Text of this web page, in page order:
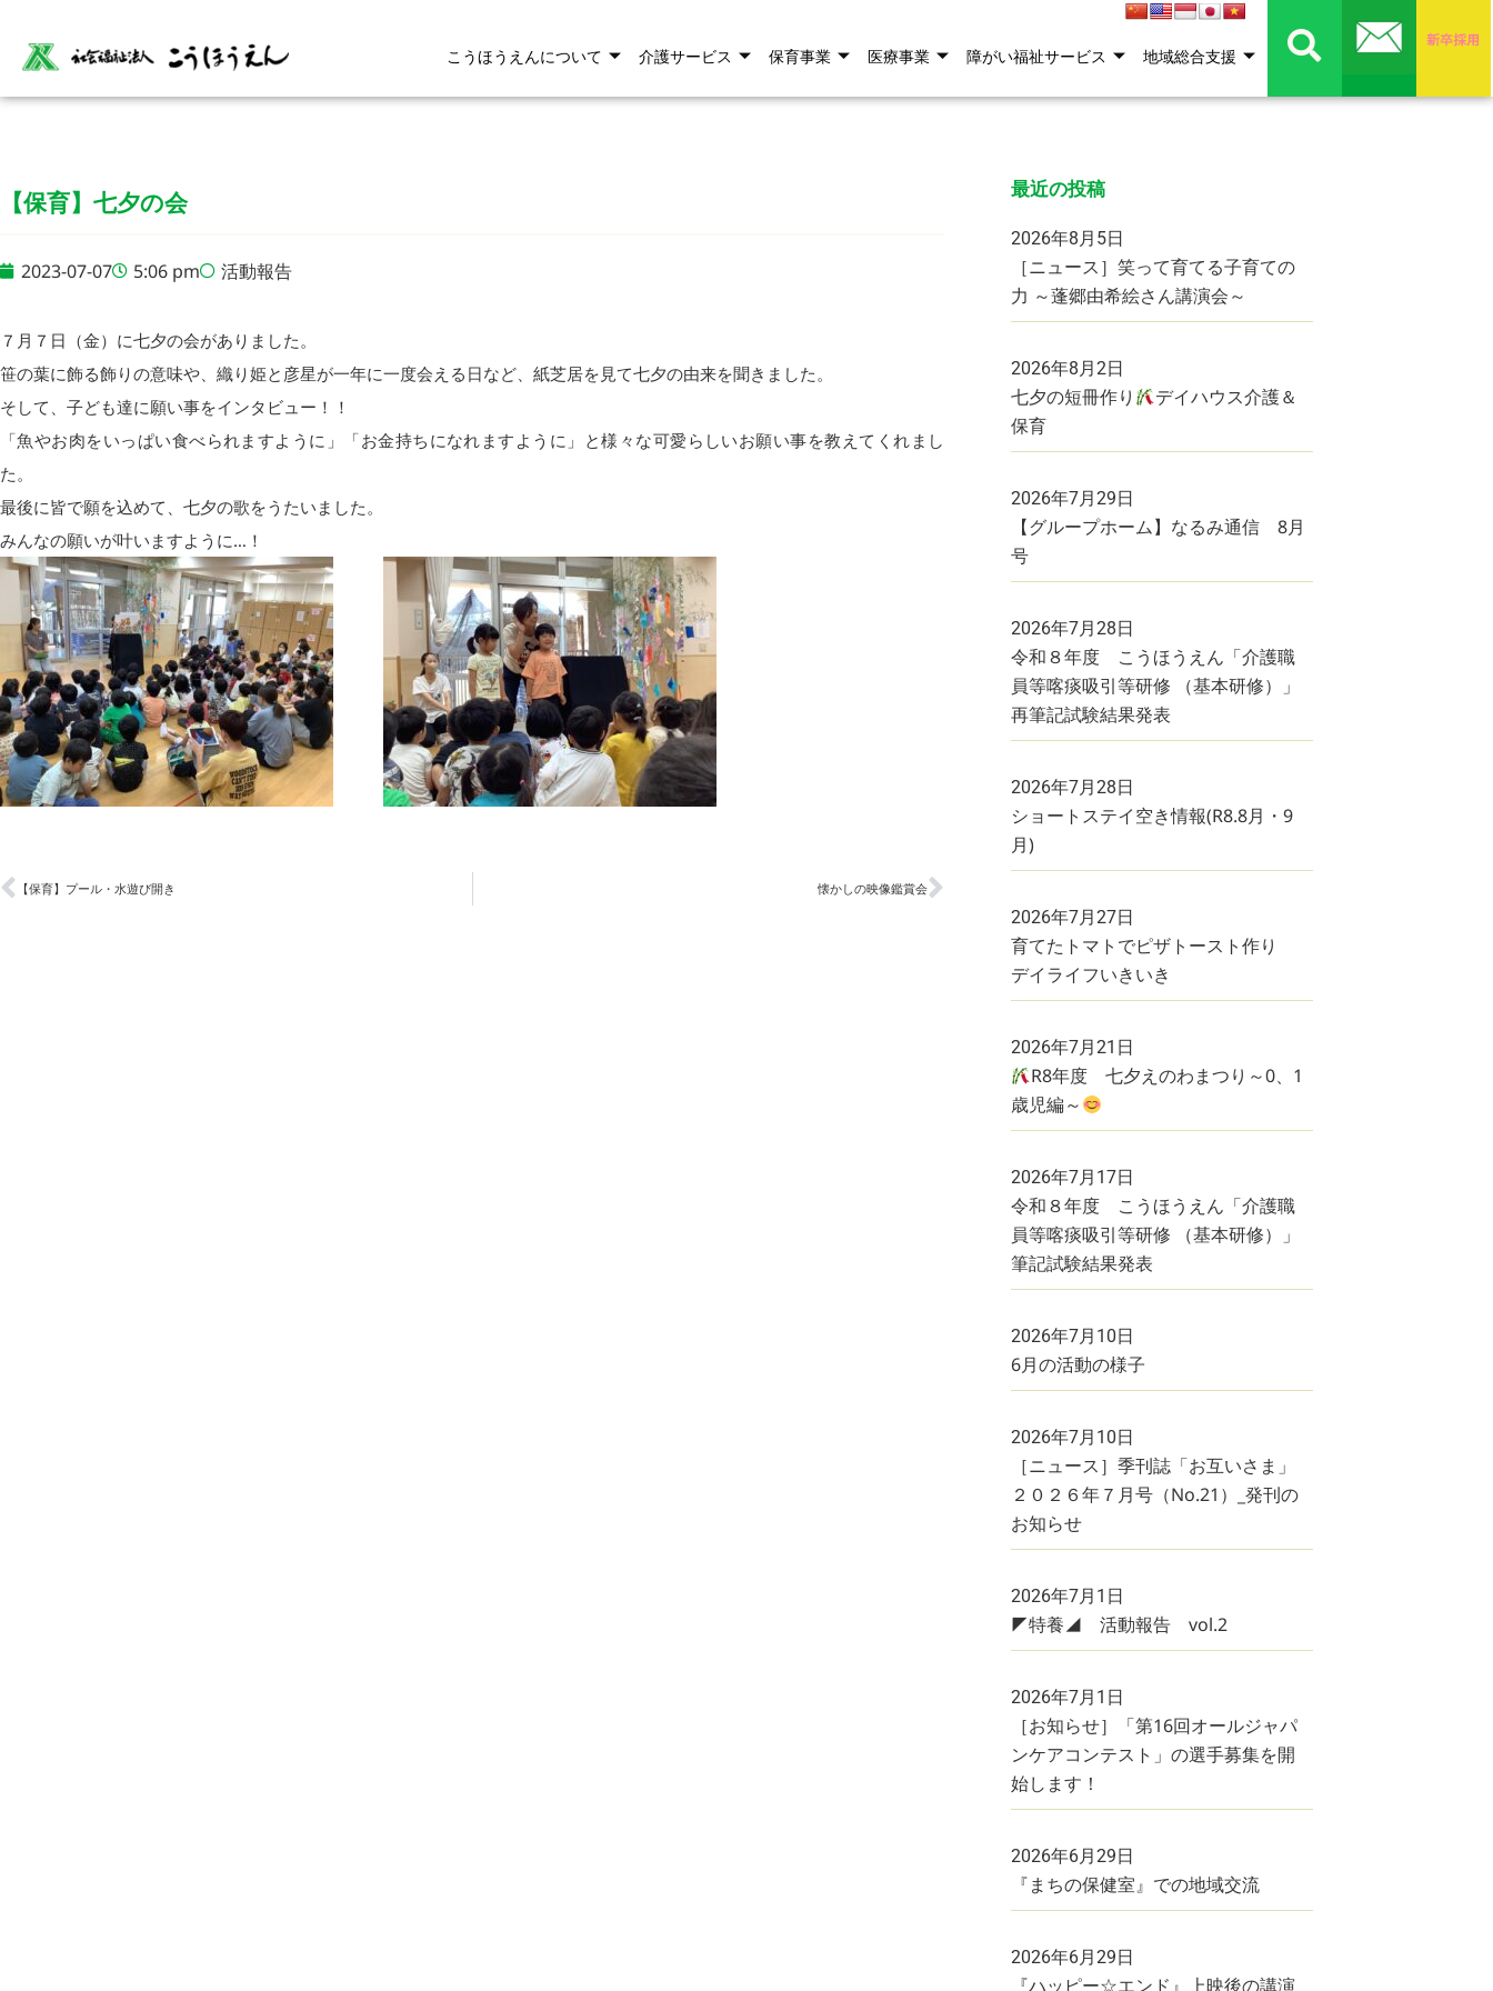
こうほうえんについて 介護サービス 保育事業 医療事業 障がい福祉サービス 地域総合支援
【保育】七夕の会
2023-07-07 5:06 pm 活動報告
７月７日（金）に七夕の会がありました。
笹の葉に飾る飾りの意味や、織り姫と彦星が一年に一度会える日など、紙芝居を見て七夕の由来を聞きました。
そして、子ども達に願い事をインタビュー！！
「魚やお肉をいっぱい食べられますように」「お金持ちになれますように」と様々な可愛らしいお願い事を教えてくれまし
た。
最後に皆で願を込めて、七夕の歌をうたいました。
みんなの願いが叶いますように…！
【保育】プール・水遊び開き 懐かしの映像鑑賞会
最近の投稿
2026年8月5日
［ニュース］笑って育てる子育ての
力 ～蓬郷由希絵さん講演会～
2026年8月2日
七夕の短冊作り
デイハウス介護＆
保育
2026年7月29日
【グループホーム】なるみ通信 8月
号
2026年7月28日
令和８年度 こうほうえん「介護職
員等喀痰吸引等研修 （基本研修）」
再筆記試験結果発表
2026年7月28日
ショートステイ空き情報(R8.8月・9
月)
2026年7月27日
育てたトマトでピザトースト作り
デイライフいきいき
2026年7月21日
R8年度 七夕えのわまつり～0、1
歳児編～
2026年7月17日
令和８年度 こうほうえん「介護職
員等喀痰吸引等研修 （基本研修）」
筆記試験結果発表
2026年7月10日
6月の活動の様子
2026年7月10日
［ニュース］季刊誌「お互いさま」
２０２６年７月号（No.21）_発刊の
お知らせ
2026年7月1日
◤特養◢ 活動報告 vol.2
2026年7月1日
［お知らせ］「第16回オールジャパ
ンケアコンテスト」の選手募集を開
始します！
2026年6月29日
『まちの保健室』での地域交流
2026年6月29日
『ハッピー☆エンド』上映後の講演